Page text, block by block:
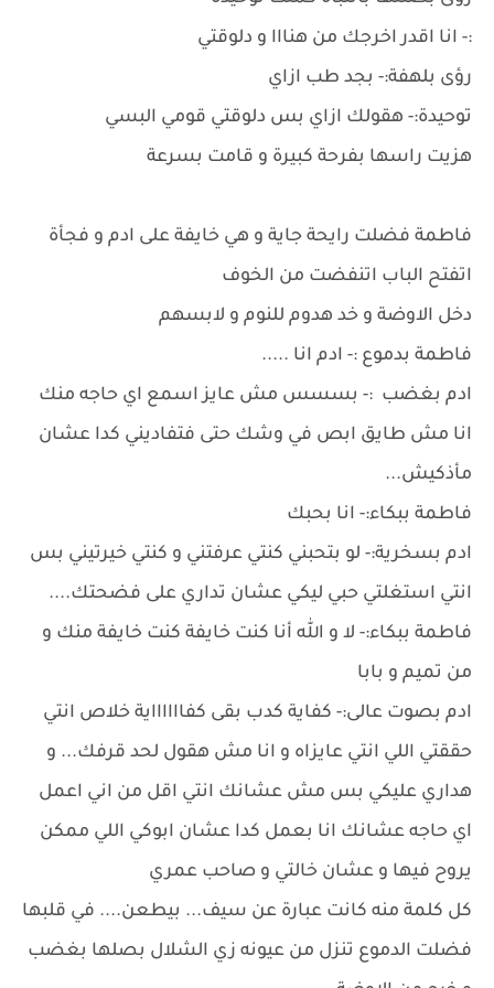
:- انا اقدر اخرجك من هنااا و دلوقتي
رؤى بلهفة:- بجد طب ازاي
توحيدة:- هقولك ازاي بس دلوقتي قومي البسي
هزيت راسها بفرحة كبيرة و قامت بسرعة
فاطمة فضلت رايحة جاية و هي خايفة على ادم و فجأة
اتفتح الباب اتنفضت من الخوف
دخل الاوضة و خد هدوم للنوم و لابسهم
فاطمة بدموع :- ادم انا .....
ادم بغضب :- بسسس مش عايز اسمع اي حاجه منك
انا مش طايق ابص في وشك حتى فتفاديني كدا عشان
مأذكيش...
فاطمة ببكاء:- انا بحبك
ادم بسخرية:- لو بتحبني كنتي عرفتني و كنتي خيرتيني بس
انتي استغلتي حبي ليكي عشان تداري على فضحتك....
فاطمة ببكاء:- لا و الله أنا كنت خايفة كنت خايفة منك و
من تميم و بابا
ادم بصوت عالى:- كفاية كدب بقى كفااااااية خلاص انتي
حققتي اللي انتي عايزاه و انا مش هقول لحد قرفك... و
هداري عليكي بس مش عشانك انتي اقل من اني اعمل
اي حاجه عشانك انا بعمل كدا عشان ابوكي اللي ممكن
يروح فيها و عشان خالتي و صاحب عمري
كل كلمة منه كانت عبارة عن سيف... بيطعن.... في قلبها
فضلت الدموع تنزل من عيونه زي الشلال بصلها بغضب